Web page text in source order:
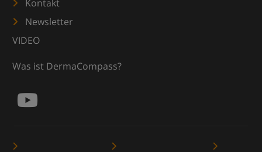
Kontakt
Newsletter
VIDEO
Was ist DermaCompass?